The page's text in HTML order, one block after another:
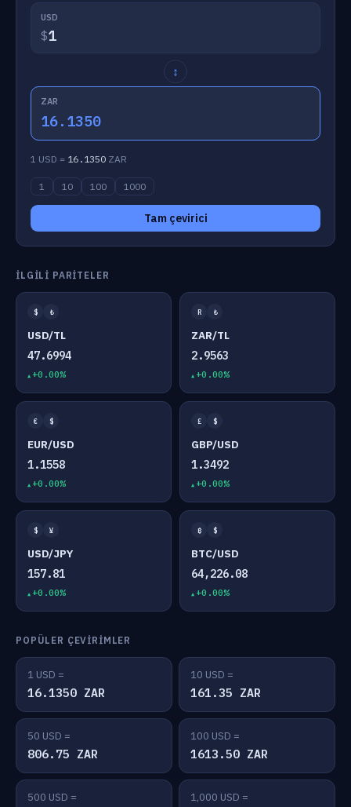
USD
$
↕
ZAR
16.1350
1 USD = 16.1350 ZAR
1 10 100 1000
Tam çevirici
İLGILI PARITELER
$ ₺
USD/TL
47.6994
+0.00%
R ₺
ZAR/TL
2.9563
+0.00%
€ $
EUR/USD
1.1558
+0.00%
£ $
GBP/USD
1.3492
+0.00%
$ ¥
USD/JPY
157.81
+0.00%
₿ $
BTC/USD
64,226.08
+0.00%
POPÜLER ÇEVIRIMLER
1 USD =
16.1350 ZAR
10 USD =
161.35 ZAR
50 USD =
806.75 ZAR
100 USD =
1613.50 ZAR
500 USD = 1,000 USD =